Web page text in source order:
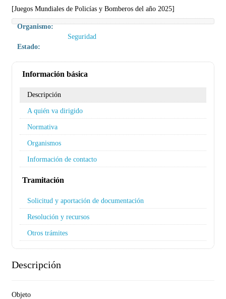
[Juegos Mundiales de Policías y Bomberos del año 2025]
Organismo:
Seguridad
Estado:
Información básica
Descripción
A quién va dirigido
Normativa
Organismos
Información de contacto
Tramitación
Solicitud y aportación de documentación
Resolución y recursos
Otros trámites
Descripción
Objeto